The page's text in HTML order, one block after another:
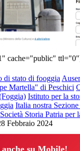
cache="public"
di stato di fooggia
Martella" di Peschici
Istituto per la
Italia nostra
Società Storia Patria per
Febbraio 2024
su Mobile!